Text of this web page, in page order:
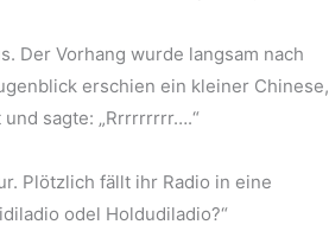
Der Vorhang wurde langsam nach
erschien ein kleiner Chinese,
sagte: „Rrrrrrrrr….“
Plötzlich fällt ihr Radio in eine
odel Holdudiladio?“